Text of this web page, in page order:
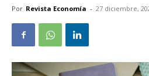
Por Revista Economía - 27 diciembre,